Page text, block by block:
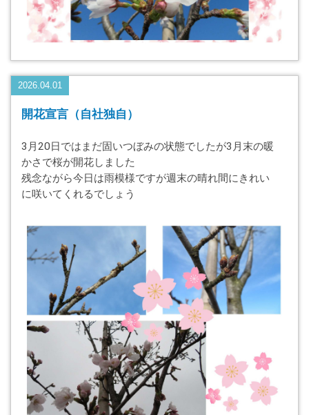
2026.04.01
開花宣言（自社独自）
3月20日ではまだ固いつぼみの状態でしたが3月末の暖
かさで桜が開花しました
残念ながら今日は雨模様ですが週末の晴れ間にきれい
に咲いてくれるでしょう